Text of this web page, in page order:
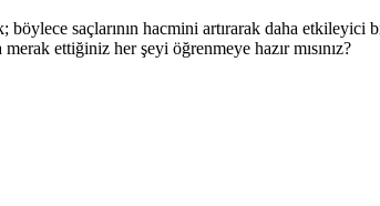
saçlarının hacmini artırarak daha etkileyici
ettiğiniz her şeyi öğrenmeye hazır mısınız?